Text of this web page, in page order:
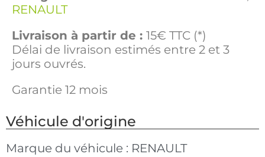
RENAULT
Livraison à partir de : 15€ TTC (*)
Délai de livraison estimés entre 2 et 3
jours ouvrés.
Garantie 12 mois
Véhicule d'origine
Marque du véhicule : RENAULT